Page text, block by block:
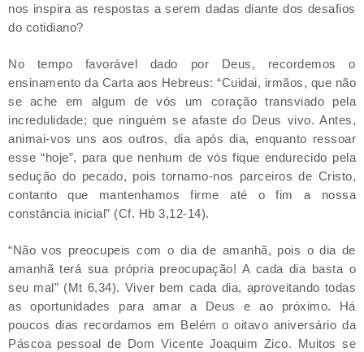
nos inspira as respostas a serem dadas diante dos desafios
do cotidiano?
No tempo favorável dado por Deus, recordemos o
ensinamento da Carta aos Hebreus: “Cuidai, irmãos, que não
se ache em algum de vós um coração transviado pela
incredulidade; que ninguém se afaste do Deus vivo. Antes,
animai-vos uns aos outros, dia após dia, enquanto ressoar
esse “hoje”, para que nenhum de vós fique endurecido pela
sedução do pecado, pois tornamo-nos parceiros de Cristo,
contanto que mantenhamos firme até o fim a nossa
constância inicial” (Cf. Hb 3,12-14).
“Não vos preocupeis com o dia de amanhã, pois o dia de
amanhã terá sua própria preocupação! A cada dia basta o
seu mal” (Mt 6,34). Viver bem cada dia, aproveitando todas
as oportunidades para amar a Deus e ao próximo. Há
poucos dias recordamos em Belém o oitavo aniversário da
Páscoa pessoal de Dom Vicente Joaquim Zico. Muitos se